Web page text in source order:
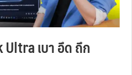
Ultra เบา อึด ถึก